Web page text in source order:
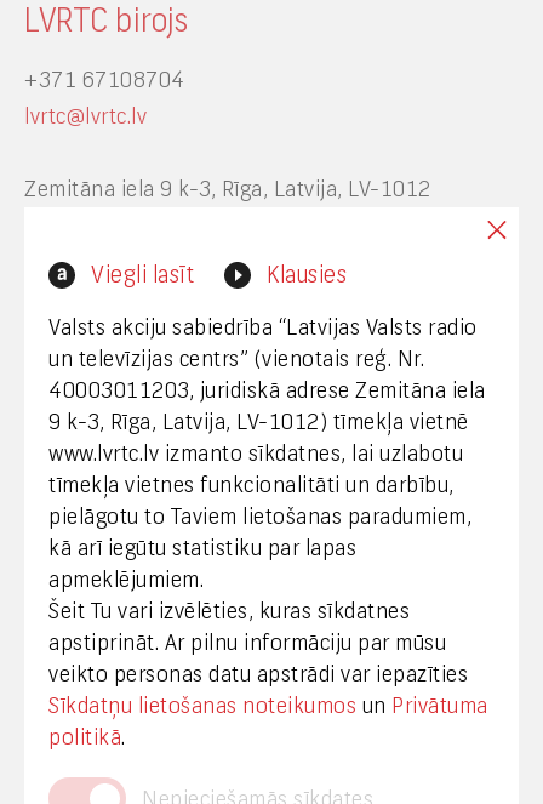
Viegli lasīt Klausies
Valsts akciju sabiedrība “Latvijas Valsts radio
un televīzijas centrs” (vienotais reģ. Nr.
40003011203, juridiskā adrese Zemitāna iela
9 k-3, Rīga, Latvija, LV-1012) tīmekļa vietnē
www.lvrtc.lv izmanto sīkdatnes, lai uzlabotu
tīmekļa vietnes funkcionalitāti un darbību,
pielāgotu to Taviem lietošanas paradumiem,
kā arī iegūtu statistiku par lapas
apmeklējumiem.
Šeit Tu vari izvēlēties, kuras sīkdatnes
apstiprināt. Ar pilnu informāciju par mūsu
veikto personas datu apstrādi var iepazīties
Sīkdatņu lietošanas noteikumos un Privātuma
politikā.
Nepieciešamās sīkdates
LVRTC birojs
+371 67108704
lvrtc@lvrtc.lv
Zemitāna iela 9 k-3, Rīga, Latvija, LV-1012
Interneta vietnes www.lvrtc.lv administrators:
Klientu apkalpošana
+371 67108787
Medijiem
+371 29665001
vineta.sprugaine@lvrtc.lv
© VAS Latvijas Valsts radio un televīzijas centrs,